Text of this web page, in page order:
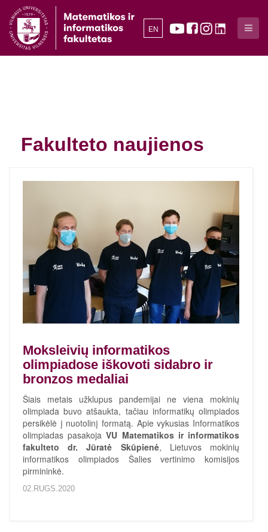
EN
Fakulteto naujienos
Moksleivių informatikos
olimpiadose iškovoti sidabro ir
bronzos medaliai
Šiais metais užklupus pandemijai ne viena mokinių
olimpiada buvo atšaukta, tačiau informatikų olimpiados
persikėlė į nuotolinį formatą. Apie vykusias Informatikos
olimpiadas pasakoja VU Matematikos ir informatikos
fakulteto dr. Jūratė Skūpienė, Lietuvos mokinių
informatikos olimpiados Šalies vertinimo komisijos
pirmininkė.
02.RUGS.2020